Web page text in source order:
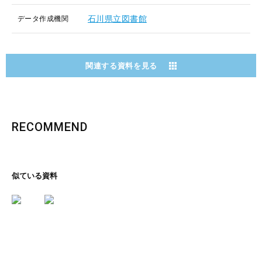
データ作成機関 石川県立図書館
関連する資料を見る
RECOMMEND
似ている資料